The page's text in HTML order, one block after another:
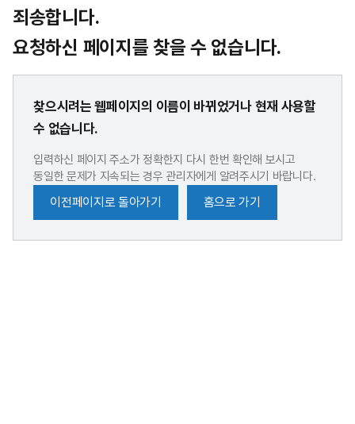
죄송합니다.
요청하신 페이지를 찾을 수 없습니다.
찾으시려는 웹페이지의 이름이 바뀌었거나 현재 사용할
수 없습니다.
입력하신 페이지 주소가 정확한지 다시 한번 확인해 보시고
동일한 문제가 지속되는 경우 관리자에게 알려주시기 바랍니다.
이전페이지로 돌아가기 홈으로 가기